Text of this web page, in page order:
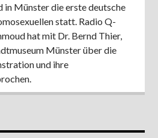
in Münster die erste deutsche
statt. Radio Q-
hat mit Dr. Bernd Thier,
Münster über die
und ihre